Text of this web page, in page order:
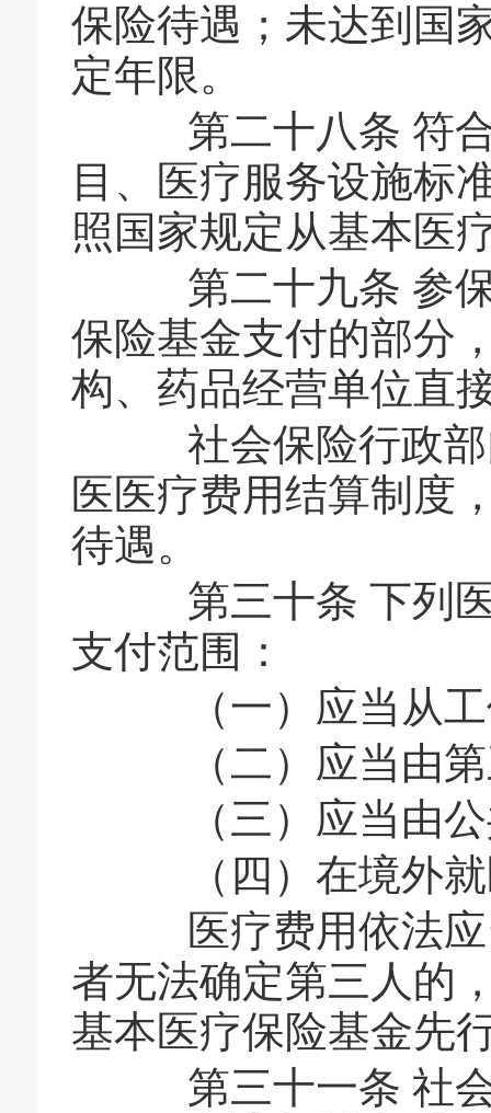
保险待遇；未达到国
定年限。
第二十八条 符合
目、医疗服务设施标
照国家规定从基本医
第二十九条 参保
保险基金支付的部分
构、药品经营单位直
社会保险行政部
医医疗费用结算制度
待遇。
第三十条 下列医
支付范围：
（一）应当从工
（二）应当由第
（三）应当由公
（四）在境外就
医疗费用依法应
者无法确定第三人的
基本医疗保险基金先
第三十一条 社会